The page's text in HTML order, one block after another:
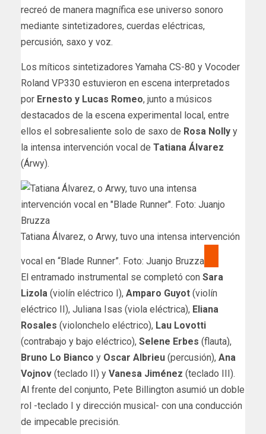
recreó de manera magnífica ese universo sonoro
mediante sintetizadores, cuerdas eléctricas,
percusión, saxo y voz.
Los míticos sintetizadores Yamaha CS-80 y Vocoder
Roland VP330 estuvieron en escena interpretados
por Ernesto y Lucas Romeo, junto a músicos
destacados de la escena experimental local, entre
ellos el sobresaliente solo de saxo de Rosa Nolly y
la intensa intervención vocal de Tatiana Álvarez
(Árwy).
Tatiana Álvarez, o Arwy, tuvo una intensa intervención
vocal en “Blade Runner”. Foto: Juanjo Bruzza
El entramado instrumental se completó con Sara
Lizola (violín eléctrico I), Amparo Guyot (violín
eléctrico II), Juliana Isas (viola eléctrica), Eliana
Rosales (violonchelo eléctrico), Lau Lovotti
(contrabajo y bajo eléctrico), Selene Erbes (flauta),
Bruno Lo Bianco y Oscar Albrieu (percusión), Ana
Vojnov (teclado II) y Vanesa Jiménez (teclado III).
Al frente del conjunto, Pete Billington asumió un doble
rol -teclado I y dirección musical- con una conducción
de impecable precisión.